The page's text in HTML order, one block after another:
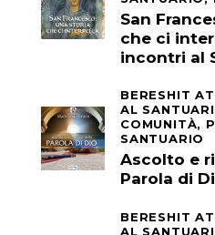
San
che ci
incontri al
BERESHIT
AL
COMUNITÀ,
SANTUARIO
Ascolto e
Parola di
BERESHIT
AL